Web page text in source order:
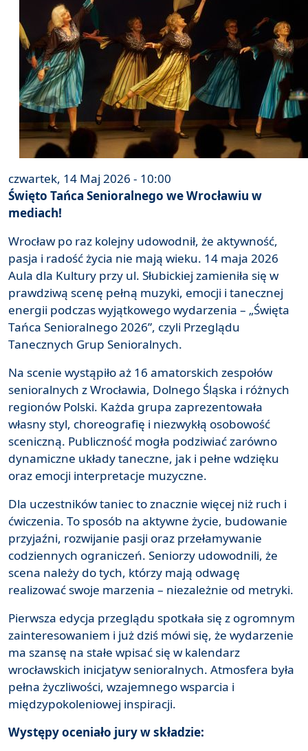
czwartek, 14 Maj 2026 - 10:00
Święto Tańca Senioralnego we Wrocławiu w
mediach!
Wrocław po raz kolejny udowodnił, że aktywność,
pasja i radość życia nie mają wieku. 14 maja 2026
Aula dla Kultury przy ul. Słubickiej zamieniła się w
prawdziwą scenę pełną muzyki, emocji i tanecznej
energii podczas wyjątkowego wydarzenia – „Święta
Tańca Senioralnego 2026”, czyli Przeglądu
Tanecznych Grup Senioralnych.
Na scenie wystąpiło aż 16 amatorskich zespołów
senioralnych z Wrocławia, Dolnego Śląska i różnych
regionów Polski. Każda grupa zaprezentowała
własny styl, choreografię i niezwykłą osobowość
sceniczną. Publiczność mogła podziwiać zarówno
dynamiczne układy taneczne, jak i pełne wdzięku
oraz emocji interpretacje muzyczne.
Dla uczestników taniec to znacznie więcej niż ruch i
ćwiczenia. To sposób na aktywne życie, budowanie
przyjaźni, rozwijanie pasji oraz przełamywanie
codziennych ograniczeń. Seniorzy udowodnili, że
scena należy do tych, którzy mają odwagę
realizować swoje marzenia – niezależnie od metryki.
Pierwsza edycja przeglądu spotkała się z ogromnym
zainteresowaniem i już dziś mówi się, że wydarzenie
ma szansę na stałe wpisać się w kalendarz
wrocławskich inicjatyw senioralnych. Atmosfera była
pełna życzliwości, wzajemnego wsparcia i
międzypokoleniowej inspiracji.
Występy oceniało jury w składzie: